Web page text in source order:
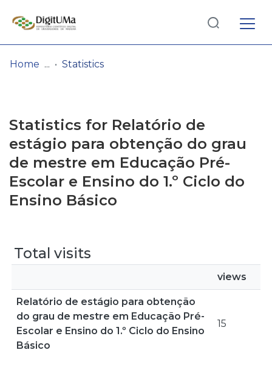
Browse repository
Entities
Log
In(current)
Home Statistics
Statistics for Relatório de
estágio para obtenção do grau
de mestre em Educação Pré-
Escolar e Ensino do 1.º Ciclo do
Ensino Básico
Total visits
views
Relatório de estágio para obtenção
do grau de mestre em Educação Pré-
Escolar e Ensino do 1.º Ciclo do Ensino
Básico
15